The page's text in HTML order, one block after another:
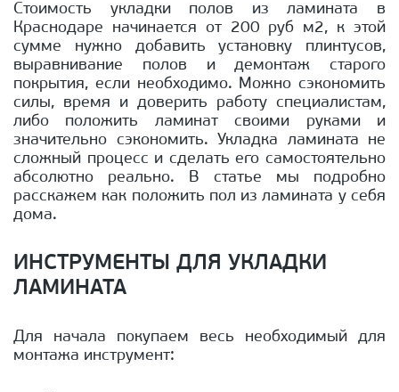
Стоимость укладки полов из ламината в
Краснодаре начинается от 200 руб м2, к этой
сумме нужно добавить установку плинтусов,
выравнивание полов и демонтаж старого
покрытия, если необходимо. Можно сэкономить
силы, время и доверить работу специалистам,
либо положить ламинат своими руками и
значительно сэкономить. Укладка ламината не
сложный процесс и сделать его самостоятельно
абсолютно реально. В статье мы подробно
расскажем как положить пол из ламината у себя
дома.
ИНСТРУМЕНТЫ ДЛЯ УКЛАДКИ
ЛАМИНАТА
Для начала покупаем весь необходимый для
монтажа инструмент: